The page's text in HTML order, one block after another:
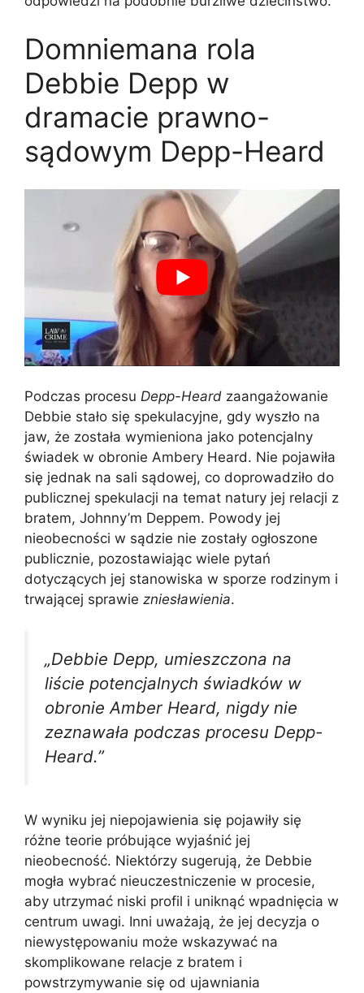
Domniemana rola
Debbie Depp w
dramacie prawno-
sądowym Depp-Heard
Podczas procesu Depp-Heard zaangażowanie
Debbie stało się spekulacyjne, gdy wyszło na
jaw, że została wymieniona jako potencjalny
świadek w obronie Ambery Heard. Nie pojawiła
się jednak na sali sądowej, co doprowadziło do
publicznej spekulacji na temat natury jej relacji z
bratem, Johnny’m Deppem. Powody jej
nieobecności w sądzie nie zostały ogłoszone
publicznie, pozostawiając wiele pytań
dotyczących jej stanowiska w sporze rodzinym i
trwającej sprawie zniesławienia.
„Debbie Depp, umieszczona na
liście potencjalnych świadków w
obronie Amber Heard, nigdy nie
zeznawała podczas procesu Depp-
Heard.”
W wyniku jej niepojawienia się pojawiły się
różne teorie próbujące wyjaśnić jej
nieobecność. Niektórzy sugerują, że Debbie
mogła wybrać nieuczestniczenie w procesie,
aby utrzymać niski profil i uniknąć wpadnięcia w
centrum uwagi. Inni uważają, że jej decyzja o
niewystępowaniu może wskazywać na
skomplikowane relacje z bratem i
powstrzymywanie się od ujawniania